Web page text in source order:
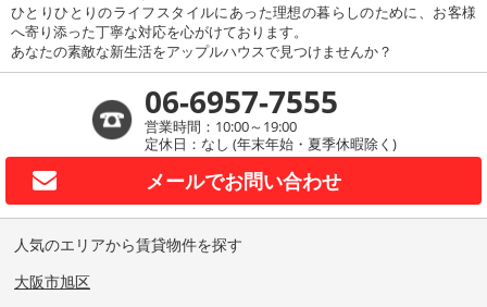
ひとりひとりのライフスタイルにあった理想の暮らしのために、お客様
へ寄り添った丁寧な対応を心がけております。
あなたの素敵な新生活をアップルハウスで見つけませんか？
06-6957-7555
営業時間：10:00～19:00
定休日：なし (年末年始・夏季休暇除く)
メールでお問い合わせ
人気のエリアから賃貸物件を探す
大阪市旭区